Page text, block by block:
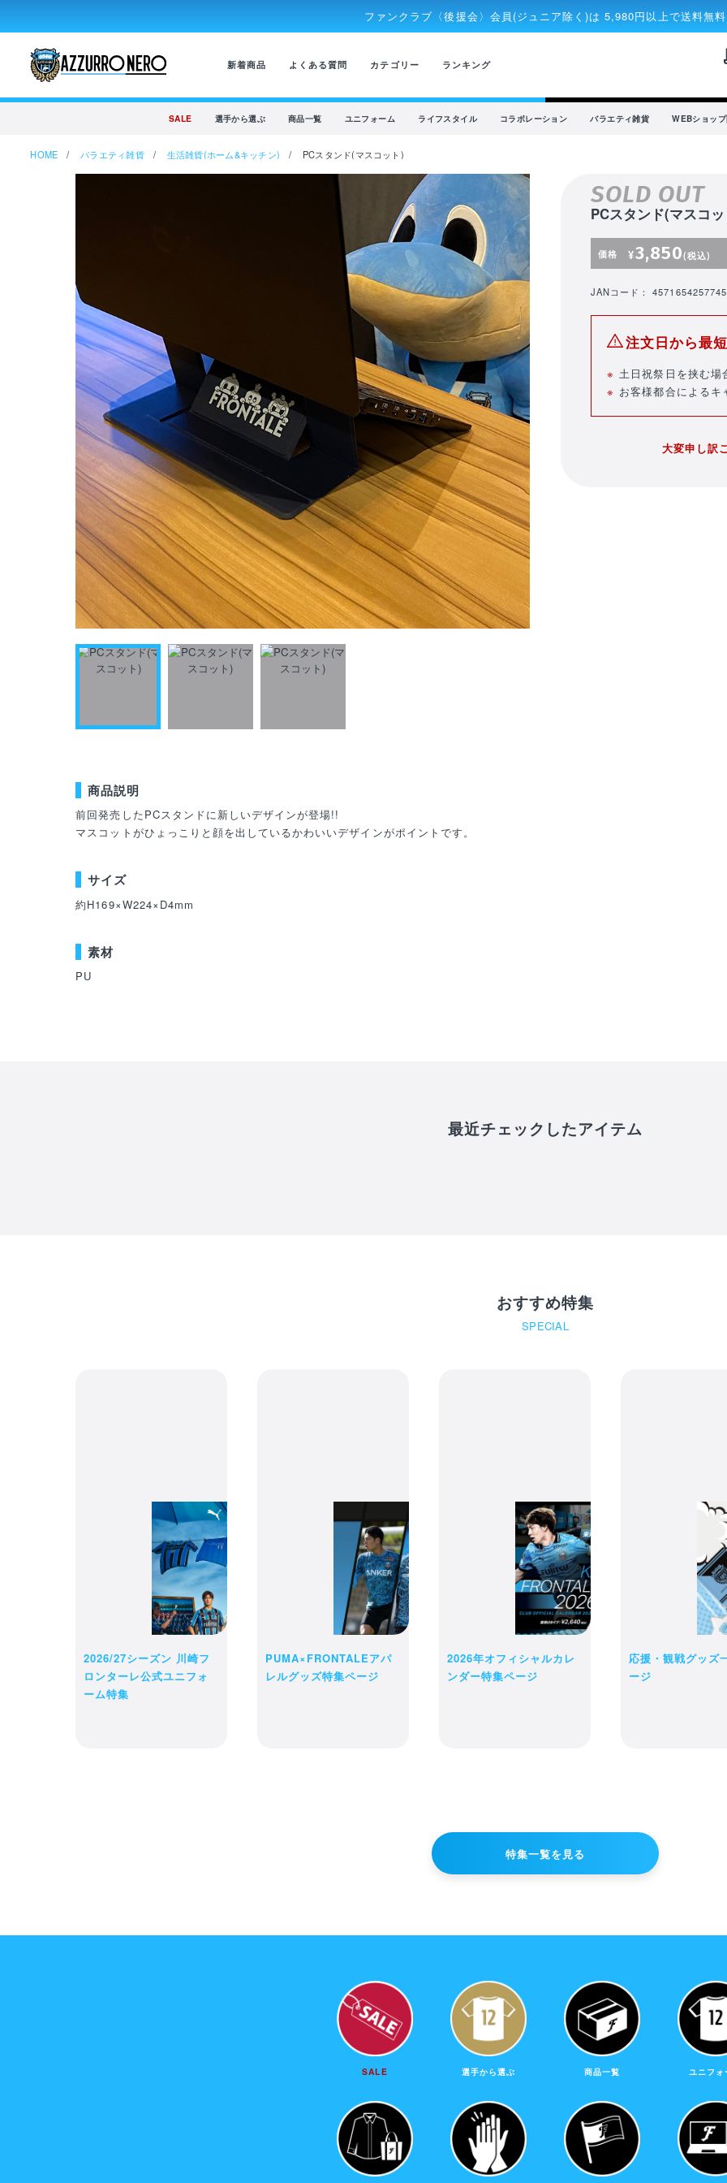
ファンクラブ〈後援会〉会員(ジュニア除く)は 5,980円以上で送料無料
新着商品 よくある質問 カテゴリー ランキング
SALE 選手から選ぶ 商品一覧 ユニフォーム ライフスタイル コラボレーション バラエティ雑貨 WEBショッ
HOME バラエティ雑貨 生活雑貨(ホーム&キッチン) PCスタンド(マスコット)
商品説明
前回発売したPCスタンドに新しいデザインが登場!!
マスコットがひょっこりと顔を出しているかわいいデザインがポイントです。
サイズ
約H169×W224×D4mm
素材
PU
SOLD OUT
PCスタンド(マスコ
価格 ¥3,850(税込)
JANコード： 4571654257745
注文日から最
土日祝祭日を挟む場
お客様都合による
大変申し訳
カートの商品は現時点ではお客様のために確保されておりません。商品の在庫
ては、カートに入れた後でも品切れになる可能性がございます。
ご注文完了後の変更・キャンセル・返品・交換は一切お受け出来ません。予め
さい。
ショッピングを続ける 購入手続きへ進む
最近チェックしたアイテム
おすすめ特集
SPECIAL
2026/27シーズン 川崎フ
ロンターレ公式ユニフォ
ーム特集
PUMA×FRONTALEアパ
レルグッズ特集ページ
2026年オフィシャルカレ
ンダー特集ページ
応援・観戦グッズ
ージ
特集一覧を見る
SALE 選手から選ぶ 商品一覧 ユニフォ